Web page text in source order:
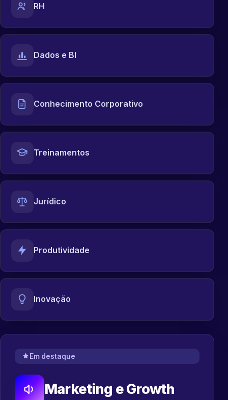
RH
Dados e BI
Conhecimento Corporativo
Treinamentos
Jurídico
Produtividade
Inovação
Em destaque
Marketing e Growth